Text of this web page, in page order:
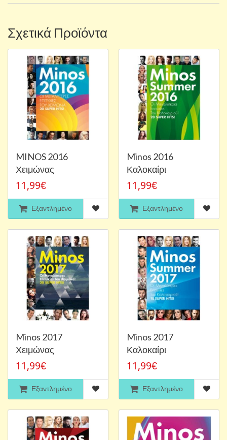
Σχετικά Προϊόντα
MINOS 2016
Χειμώνας
11,99€
Εξαντλημένο
Minos 2016
Καλοκαίρι
11,99€
Εξαντλημένο
Minos 2017
Χειμώνας
11,99€
Εξαντλημένο
Minos 2017
Καλοκαίρι
11,99€
Εξαντλημένο